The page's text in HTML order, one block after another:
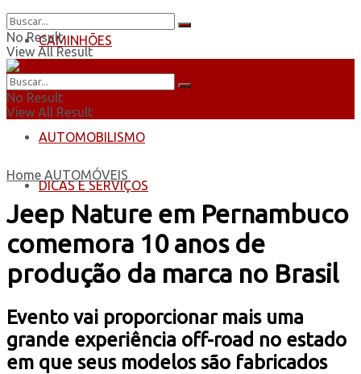
CAMINHÕES
ÔNIBUS
AUTOMOBILISMO
DICAS E SERVIÇOS
No Result
View All Result
No Result
View All Result
Home AUTOMÓVEIS
Jeep Nature em Pernambuco
comemora 10 anos de
produção da marca no Brasil
Evento vai proporcionar mais uma
grande experiência off-road no estado
em que seus modelos são fabricados